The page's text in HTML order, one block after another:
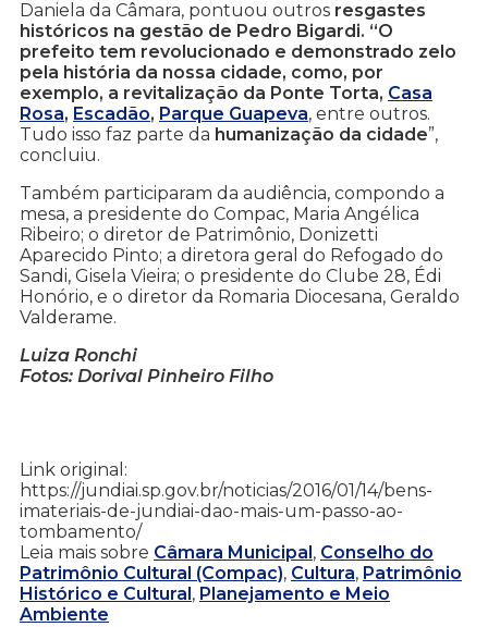
Daniela da Câmara, pontuou outros resgastes
históricos na gestão de Pedro Bigardi. “O
prefeito tem revolucionado e demonstrado zelo
pela história da nossa cidade, como, por
exemplo, a revitalização da Ponte Torta, Casa
Rosa, Escadão, Parque Guapeva, entre outros.
Tudo isso faz parte da humanização da cidade”,
concluiu.
Também participaram da audiência, compondo a
mesa, a presidente do Compac, Maria Angélica
Ribeiro; o diretor de Patrimônio, Donizetti
Aparecido Pinto; a diretora geral do Refogado do
Sandi, Gisela Vieira; o presidente do Clube 28, Édi
Honório, e o diretor da Romaria Diocesana, Geraldo
Valderame.
Luiza Ronchi
Fotos: Dorival Pinheiro Filho
Link original:
https://jundiai.sp.gov.br/noticias/2016/01/14/bens-
imateriais-de-jundiai-dao-mais-um-passo-ao-
tombamento/
Leia mais sobre Câmara Municipal, Conselho do
Patrimônio Cultural (Compac), Cultura, Patrimônio
Histórico e Cultural, Planejamento e Meio
Ambiente